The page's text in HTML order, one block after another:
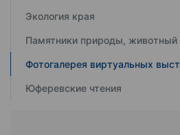
Экология края
Памятники природы, животный
Фотогалерея виртуальных
Юферевские чтения